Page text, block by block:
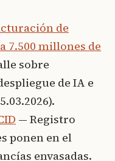
de
7.500 millones de
sobre
de IA e
— Registro
ponen en el
envasadas.